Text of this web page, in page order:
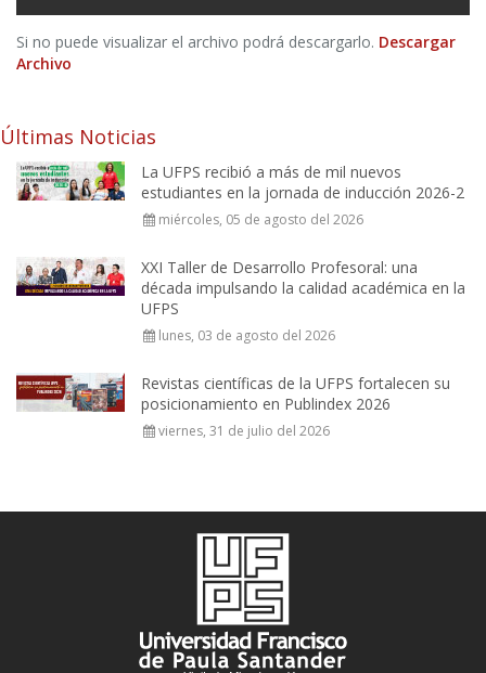
Si no puede visualizar el archivo podrá descargarlo. Descargar
Archivo
Últimas Noticias
La UFPS recibió a más de mil nuevos
estudiantes en la jornada de inducción 2026-2
miércoles, 05 de agosto del 2026
XXI Taller de Desarrollo Profesoral: una
década impulsando la calidad académica en la
UFPS
lunes, 03 de agosto del 2026
Revistas científicas de la UFPS fortalecen su
posicionamiento en Publindex 2026
viernes, 31 de julio del 2026